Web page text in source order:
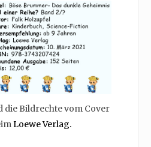
die Bildrechte vom Cover
Loewe Verlag.